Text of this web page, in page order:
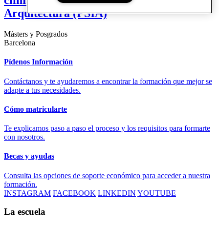
Arquitectura (PSIA)
Másters y Posgrados
Barcelona
Pídenos Información
Contáctanos y te ayudaremos a encontrar la formación que mejor se
adapte a tus necesidades.
Cómo matricularte
Te explicamos paso a paso el proceso y los requisitos para formarte
con nosotros.
Becas y ayudas
Consulta las opciones de soporte económico para acceder a nuestra
formación.
INSTAGRAM FACEBOOK LINKEDIN YOUTUBE
La escuela